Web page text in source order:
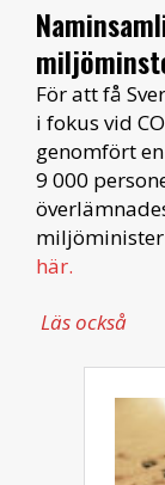
För att få
i fokus vid
genomfört
9 000
här.
Läs också